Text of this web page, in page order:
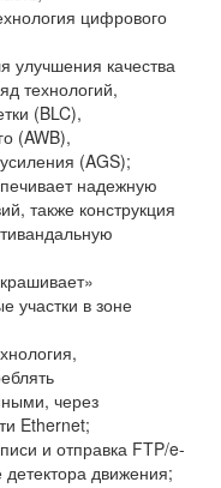
цифрового
улучшения качества
технологий,
(BLC),
(AWB),
(AGS);
надежную
также конструкция
участки в зоне
через
Ethernet;
и отправка FTP/e-
движения;